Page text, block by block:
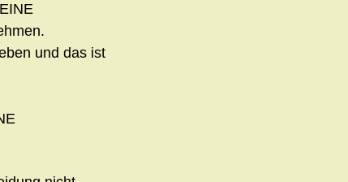
und das ist